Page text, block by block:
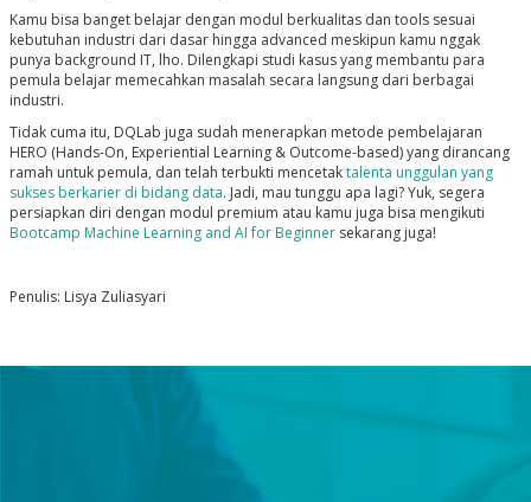
Kamu bisa banget belajar dengan modul berkualitas dan tools sesuai
kebutuhan industri dari dasar hingga advanced meskipun kamu nggak
punya background IT, lho. Dilengkapi studi kasus yang membantu para
pemula belajar memecahkan masalah secara langsung dari berbagai
industri.
Tidak cuma itu, DQLab juga sudah menerapkan metode pembelajaran
HERO (Hands-On, Experiential Learning & Outcome-based)yang dirancang
ramah untuk pemula, dan telah terbukti mencetaktalenta unggulan yang
sukses berkarier di bidang data. Jadi, mau tunggu apa lagi? Yuk, segera
persiapkan diri dengan modul premium atau kamu juga bisa mengikuti
Bootcamp Machine Learning and AI for Beginnersekarang juga!
Penulis: Lisya Zuliasyari